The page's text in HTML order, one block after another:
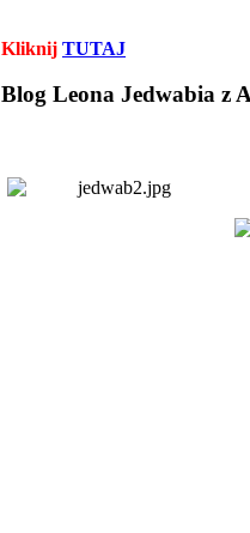
Kliknij TUTAJ
Blog Leona Jedwabia z